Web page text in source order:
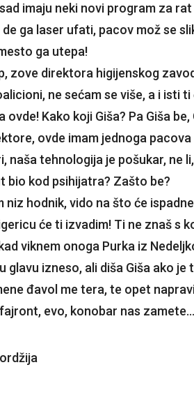
imaju neki novi program za
ga laser ufati, pacov mož se
ga utepa!
zove direktora higijenskog
ne sećam se više, a i isti
ovde! Kako koji Giša? Pa Giša
ovde imam jednoga
naša tehnologija je pošukar, ne
bio kod psihijatra? Zašto be?
niz hodnik, vido na što će
će ti izvadim! Ti ne znaš s
viknem onoga Purka iz
glavu izneso, ali diša Giša ako
đavol me tera, te opet
evo, konobar nas zamete…